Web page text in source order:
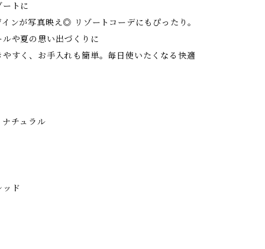
ートに
ンが写真映え◎ リゾートコーデにもぴったり。
ルや夏の思い出づくりに
すく、お手入れも簡単。毎日使いたくなる快適
チュラル
ド